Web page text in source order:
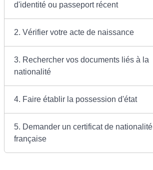
d'identité ou passeport récent
2. Vérifier votre acte de naissance
3. Rechercher vos documents liés à la
nationalité
4. Faire établir la possession d'état
5. Demander un certificat de nationalité
française